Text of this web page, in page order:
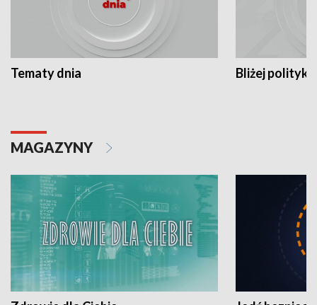
Tematy dnia Bliżej polityki
MAGAZYNY